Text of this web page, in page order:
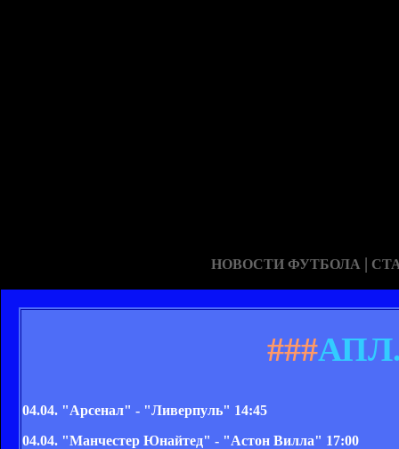
НОВОСТИ ФУТБОЛА |
###АПЛ.
04.04. "Арсенал" - "Ливерпуль" 14:45
04.04. "Манчестер Юнайтед" - "Астон Вилла" 17:00